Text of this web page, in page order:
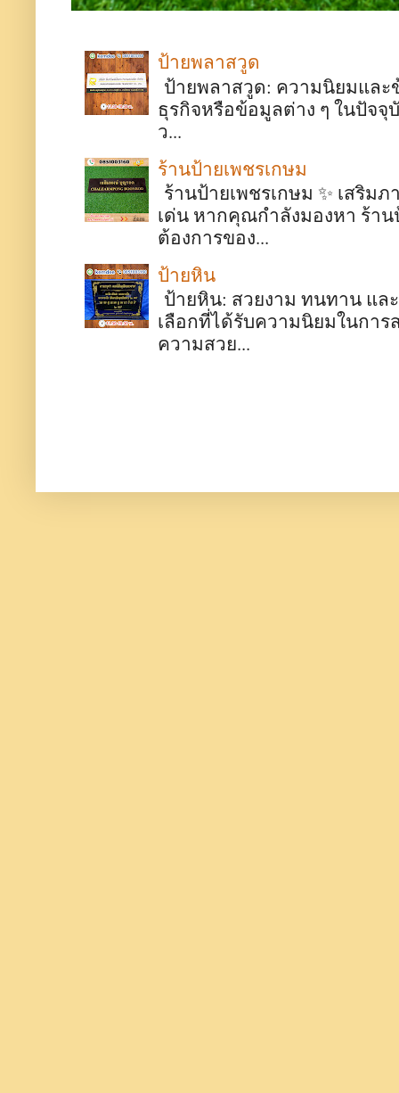
ป้ายพลาสวูด
ป้ายพลาสวูด: ความนิยมและ
ธุรกิจหรือข้อมูลต่าง ๆ ในปัจ
ว...
ร้านป้ายเพชรเกษม
ร้านป้ายเพชรเกษม ✨ เสริ
เด่น หากคุณกำลังมองหา ร้าน
ต้องการของ...
ป้ายหิน
ป้ายหิน: สวยงาม ทนทาน แล
เลือกที่ได้รับความนิยมในการ
ความสวย...